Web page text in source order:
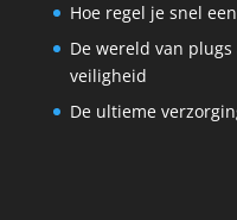
Hoe regel je snel
De wereld van
veiligheid
De ultieme